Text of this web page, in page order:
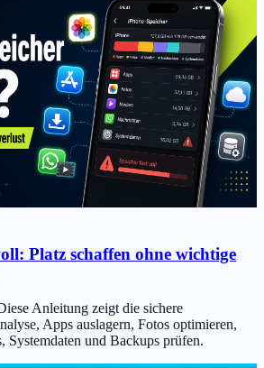
Platz schaffen ohne wichtige
Anleitung zeigt die sichere
Apps auslagern, Fotos optimieren,
und Backups prüfen.